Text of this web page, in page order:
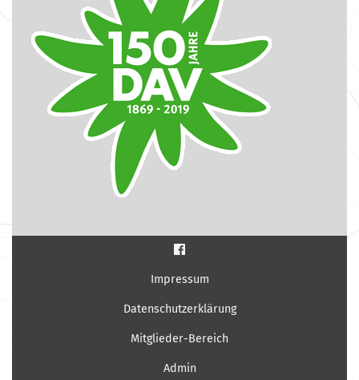
Impressum
Datenschutzerklärung
Mitglieder-Bereich
Admin